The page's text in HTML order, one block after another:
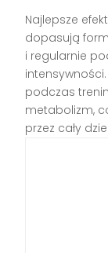
Najlepsze
dopasują
i regularnie
podczas
metabolizm,
przez cały